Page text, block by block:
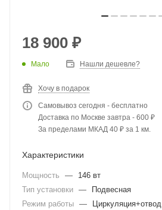
18 900 ₽
Мало Нашли дешевле?
Хочу в подарок
Самовывоз сегодня - бесплатно
Доставка по Москве завтра - 600 ₽
За пределами МКАД 40 ₽ за 1 км.
Характеристики
Мощность —
146 вт
Тип установки —
Подвесная
Режим работы —
Циркуляция+отвод